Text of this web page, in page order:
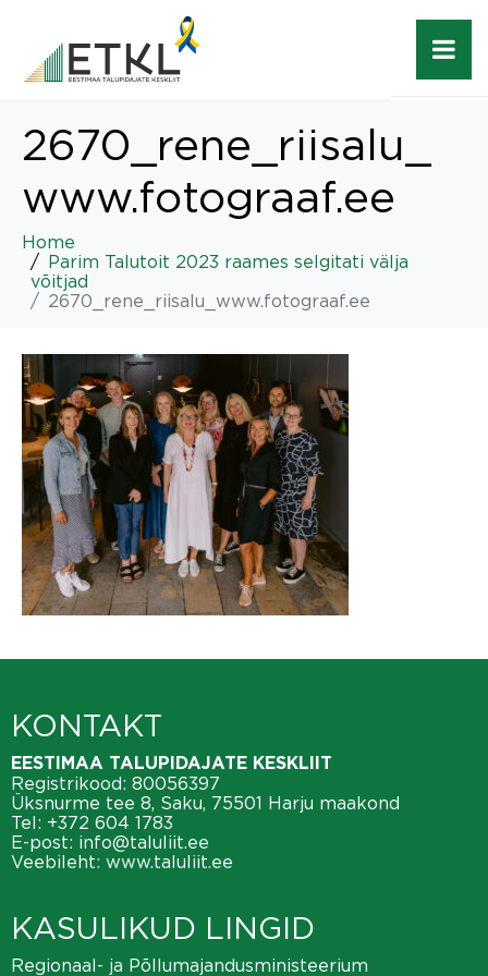
2670_rene_riisalu_
www.fotograaf.ee
Home
Parim Talutoit 2023 raames selgitati välja
võitjad
2670_rene_riisalu_www.fotograaf.ee
KONTAKT
EESTIMAA TALUPIDAJATE KESKLIIT
Registrikood: 80056397
Üksnurme tee 8, Saku, 75501 Harju maakond
Tel: +372 604 1783
E-post: info@taluliit.ee
Veebileht: www.taluliit.ee
KASULIKUD LINGID
Regionaal- ja Põllumajandusministeerium